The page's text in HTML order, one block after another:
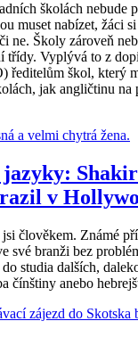
školách nebude
muset nabízet, žáci
ne. Školy zároveň
třídy. Vyplývá to z
ředitelům škol, který
jak angličtinu
v
člověkem. Známé
své branži bez
studia dalších,
čínštiny anebo